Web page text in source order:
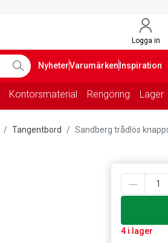
Logga in
NyheterVarumärken Inspiration
Kontorsmaterial Rengöring Lager
Tangentbord Sandberg trådlös
4 i lager